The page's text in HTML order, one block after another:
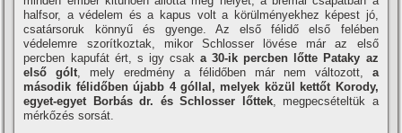
halfsor, a védelem és a kapus volt a körülményekhez képest jó,
csatársoruk könnyű és gyenge. Az első félidő első felében
védelemre szorí­tkoztak, mikor Schlosser lövése már az első
percben kapufát ért, s igy csaka 30-ik percben lőtte Pataky az
első gólt , mely eredmény a félidőben már nem változott, a
második félidőben újabb 4 góllal, melyek közül kettőt Korody,
egyet-egyet Borbás dr. és Schlosser lőttek, megpecsételtük a
mérkőzés sorsát.